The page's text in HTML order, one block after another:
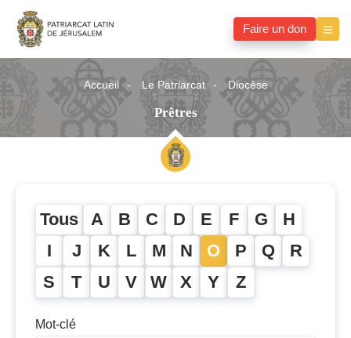
Faire un don
Accueil Le Patriarcat Diocèse
Prêtres
Tous A B C D E F G H
I J K L M N O P Q R
S T U V W X Y Z
Mot-clé